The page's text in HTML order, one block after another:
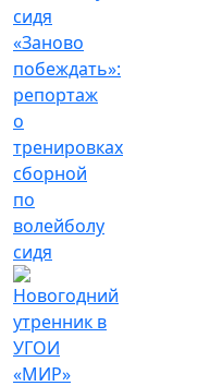
«Заново
побеждать»:
репортаж
о
тренировках
сборной
по
волейболу
сидя